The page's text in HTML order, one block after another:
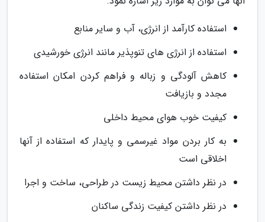
استفاده کارآمد از انرژی، آب و سایر منابع
استفاده از انرژی های تنوپذیر مانند انرژی خورشیدی
کاهش آلودگی و زباله و فراهم کردن امکان استفاده
مجدد و بازیافت
کیفیت خوب هوای محیط داخلی
به کار بردن مواد غیرسمی و پایدار که استفاده از آنها
اخلاقی است
در نظر داشتن محیط زیست در طراحی، ساخت و اجرا
در نظر داشتن کیفیت زندگی ساکنان